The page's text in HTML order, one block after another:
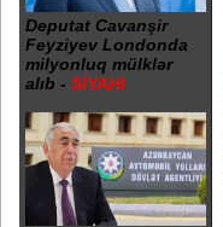
Deputat Cavanşir
Feyziyev Londonda
milyonluq mülklər
alıb - SİYAHI